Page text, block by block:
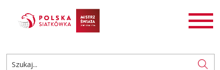
AKTUALNOŚCI